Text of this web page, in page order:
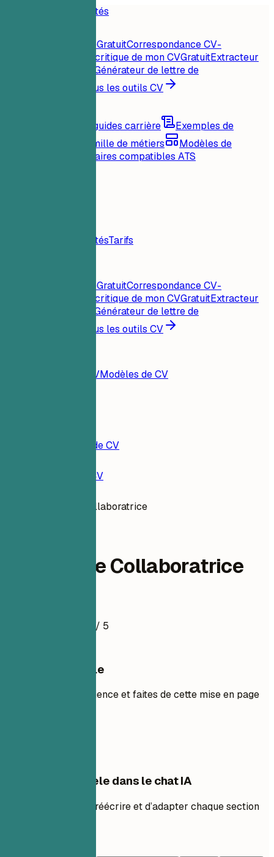
Fonctionnalités
Score CV instantanéGratuitCorrespondance CV-
Analyse critique de mon CVGratuitExtracteur
Générateur de lettre de
Tous les outils CV
Conseils et guides carrière
Exemples de
Parcourir par famille de métiers
Modèles de
Mises en page claires compatibles ATS
FonctionnalitésTarifs
Score CV instantanéGratuitCorrespondance CV-
Analyse critique de mon CVGratuitExtracteur
Générateur de lettre de
Tous les outils CV
Exemples de CVModèles de CV
Constructeur de CV
Exemples de CV
Rédactrice Collaboratrice
Rédactrice Collaboratrice
/ 5
Utiliser ce modèle
Ajoutez votre expérience et faites de cette mise en page
Modifier ce modèle dans le chat IA
Demandez à l’IA de réécrire et d’adapter chaque section